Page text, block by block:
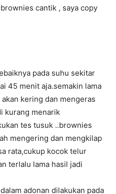
cantik , saya copy
pada suhu sekitar
45 menit aja.semakin lama
kering dan mengeras
kurang menarik
tes tusuk ..brownies
mengering dan mengkilap
rata,cukup kocok telur
terlalu lama hasil jadi
adonan dilakukan pada